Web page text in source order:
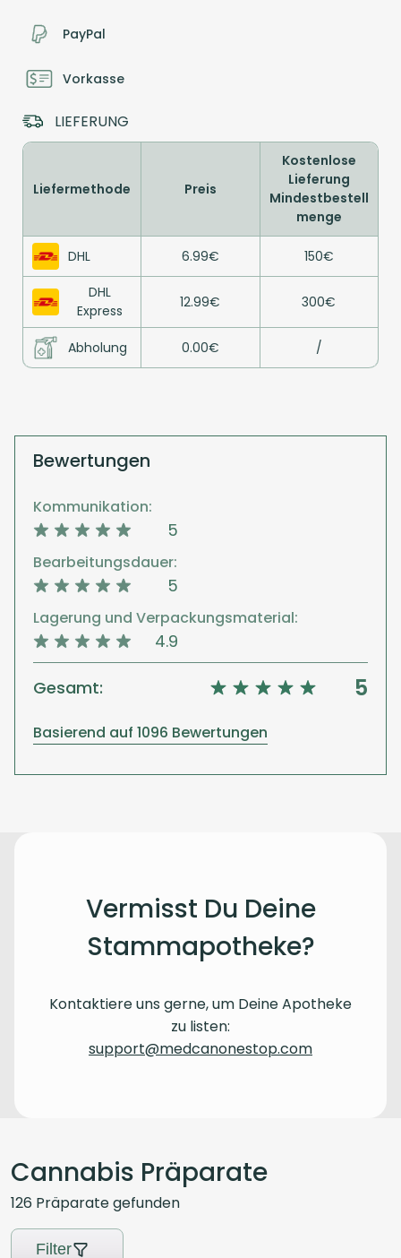
PayPal
Vorkasse
LIEFERUNG
Liefermethode Preis
Kostenlose
Lieferung
Mindestbestell
menge
DHL 6.99€ 150€
DHL
Express
12.99€ 300€
Abholung 0.00€ /
Bewertungen
Kommunikation:
5
Bearbeitungsdauer:
5
Lagerung und Verpackungsmaterial:
4.9
Gesamt: 5
Basierend auf 1096 Bewertungen
Vermisst Du Deine
Stammapotheke?
Kontaktiere uns gerne, um Deine Apotheke
zu listen:
support@medcanonestop.com
Cannabis Präparate
126 Präparategefunden
Filter